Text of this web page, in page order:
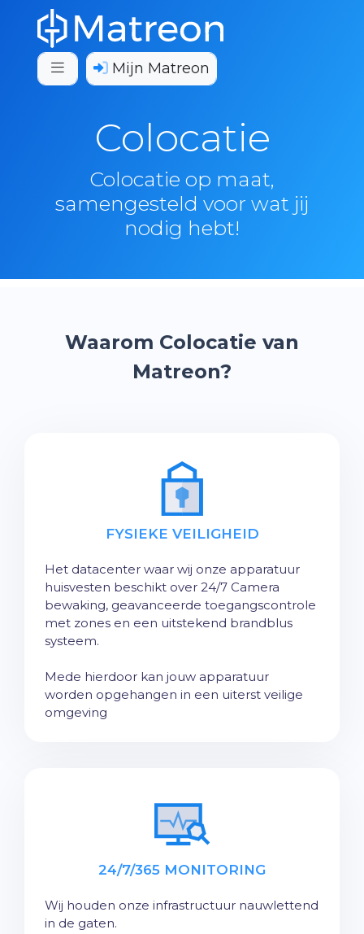
Mijn Matreon
Colocatie
Colocatie op maat,
samengesteld voor wat jij
nodig hebt!
Waarom Colocatie van
Matreon?
FYSIEKE VEILIGHEID
Het datacenter waar wij onze apparatuur
huisvesten beschikt over 24/7 Camera
bewaking, geavanceerde toegangscontrole
met zones en een uitstekend brandblus
systeem.
Mede hierdoor kan jouw apparatuur
worden opgehangen in een uiterst veilige
omgeving
24/7/365 MONITORING
Wij houden onze infrastructuur nauwlettend
in de gaten.